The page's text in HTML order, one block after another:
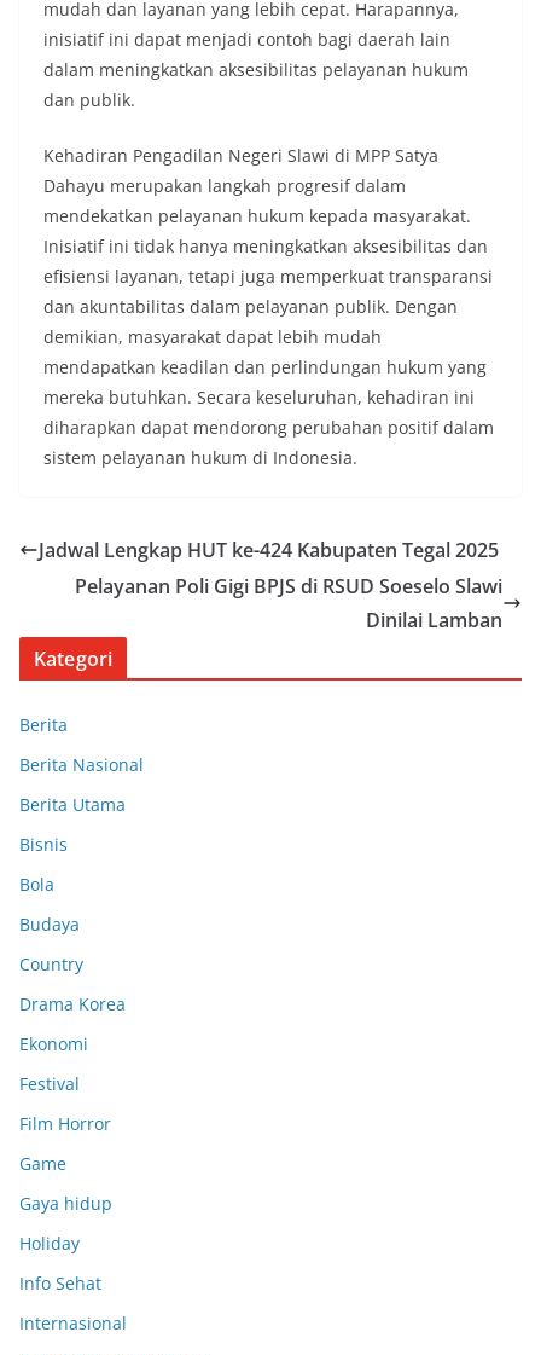
mudah dan layanan yang lebih cepat. Harapannya,
inisiatif ini dapat menjadi contoh bagi daerah lain
dalam meningkatkan aksesibilitas pelayanan hukum
dan publik.
Kehadiran Pengadilan Negeri Slawi di MPP Satya
Dahayu merupakan langkah progresif dalam
mendekatkan pelayanan hukum kepada masyarakat.
Inisiatif ini tidak hanya meningkatkan aksesibilitas dan
efisiensi layanan, tetapi juga memperkuat transparansi
dan akuntabilitas dalam pelayanan publik. Dengan
demikian, masyarakat dapat lebih mudah
mendapatkan keadilan dan perlindungan hukum yang
mereka butuhkan. Secara keseluruhan, kehadiran ini
diharapkan dapat mendorong perubahan positif dalam
sistem pelayanan hukum di Indonesia.
Jadwal Lengkap HUT ke-424 Kabupaten Tegal 2025
Pelayanan Poli Gigi BPJS di RSUD Soeselo Slawi
Dinilai Lamban
Kategori
Berita
Berita Nasional
Berita Utama
Bisnis
Bola
Budaya
Country
Drama Korea
Ekonomi
Festival
Film Horror
Game
Gaya hidup
Holiday
Info Sehat
Internasional